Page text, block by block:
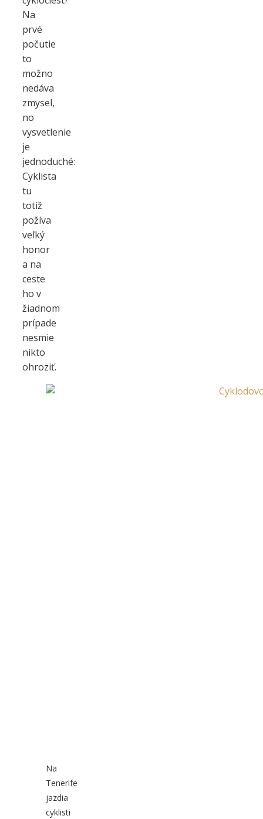
Na
prvé
počutie
to
možno
nedáva
zmysel,
no
vysvetlenie
je
jednoduché:
Cyklista
tu
totiž
požíva
veľký
honor
a na
ceste
ho v
žiadnom
prípade
nesmie
nikto
ohroziť.
Na
Tenerife
jazdia
cyklisti